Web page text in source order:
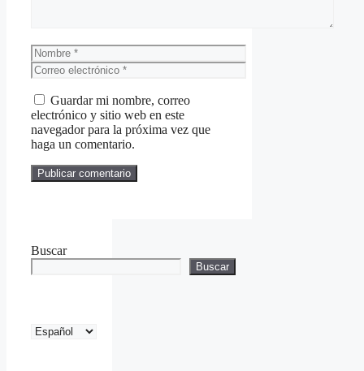
Nombre
Correo
electrónico
Guardar mi nombre, correo
electrónico y sitio web en este
navegador para la próxima vez que
haga un comentario.
Buscar
Buscar
Elegir